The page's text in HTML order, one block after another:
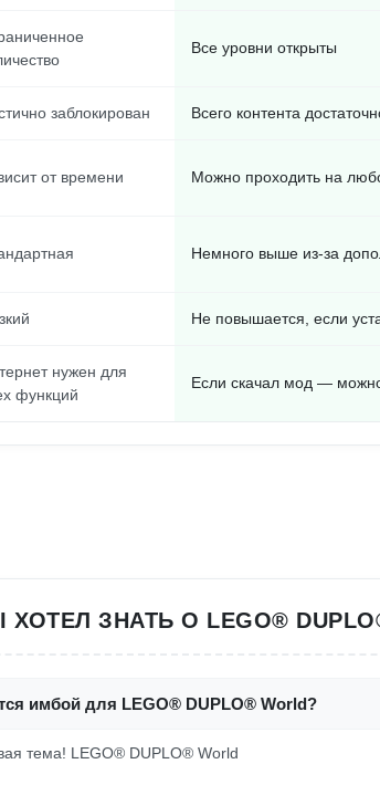
Все уровни открыты
заблокирован Всего контента
от времени Можно проходить на
Немного выше из-за
Не повышается, если
нужен для
функций
Если скачал мод —
ЗНАТЬ О LEGO®
имбой для LEGO® DUPLO® World?
тема! LEGO® DUPLO® World